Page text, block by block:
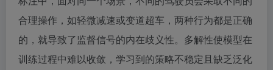
合理操作，如轻微减速或变道超车，两种行为都是正确
的，就导致了监督信号的内在歧义性。多解性使模型在
训练过程中难以收敛，学习到的策略不稳定且缺乏泛化